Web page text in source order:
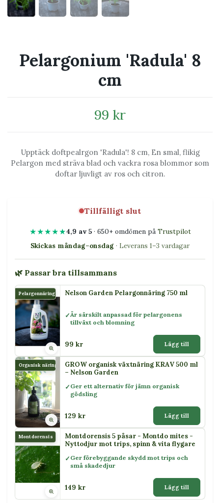
Pelargonium 'Radula' 8
cm
99 kr
Upptäck doftpealrgon 'Radula'! 8 cm, En smal, flikig
Pelargon med sträva blad och vackra rosa blommor som
doftar ljuvligt av ros och citron.
Tillfälligt slut
★★★★★4,9 av 5· 650+ omdömen på Trustpilot
Skickas måndag–onsdag · Leverans 1–3 vardagar
🌿 Passar bra tillsammans
Pelargonnäring Nelson Garden Pelargonnäring 750 ml
Är särskilt anpassad för pelargonens
tillväxt och blomning
99 kr Lägg till
Organisk näring
GROW organisk växtnäring KRAV 500 ml
– Nelson Garden
Ger ett alternativ för jämn organisk
gödsling
129 kr Lägg till
Montdorensis
Montdorensis 5 påsar - Montdo mites -
Nyttodjur mot trips, spinn & vita flygare
Ger förebyggande skydd mot trips och
små skadedjur
149 kr Lägg till